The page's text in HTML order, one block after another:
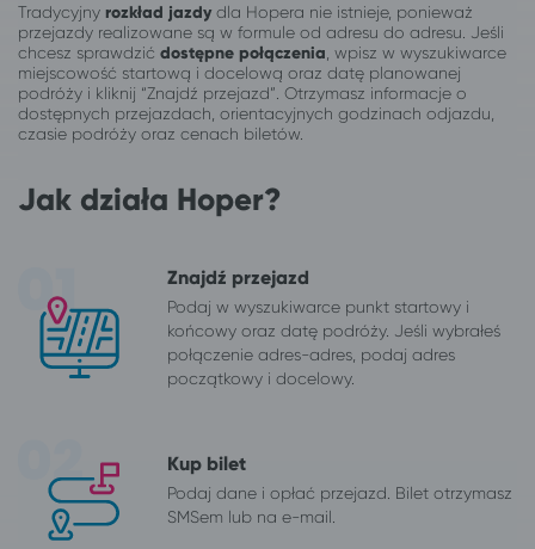
Tradycyjny rozkład jazdydla Hopera nie istnieje, ponieważ
przejazdy realizowane są w formule od adresu do adresu. Jeśli
chcesz sprawdzić dostępne połączenia , wpisz w wyszukiwarce
miejscowość startową i docelową oraz datę planowanej
podróży i kliknij “Znajdź przejazd”. Otrzymasz informacje o
dostępnych przejazdach, orientacyjnych godzinach odjazdu,
czasie podróży oraz cenach biletów.
Jak działa Hoper?
Znajdź przejazd
Podaj w wyszukiwarce punkt startowy i
końcowy oraz datę podróży. Jeśli wybrałeś
połączenie adres-adres, podaj adres
początkowy i docelowy.
Kup bilet
Podaj dane i opłać przejazd. Bilet otrzymasz
SMSem lub na e-mail.